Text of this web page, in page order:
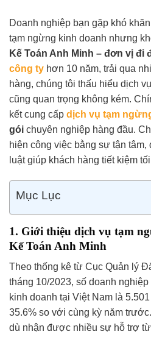
Doanh nghiệp bạn gặp khó
tạm ngừng kinh doanh nhưng
Kế Toán Anh Minh – đơn vị đi
công ty hơn 10 năm, trải qua
hàng, chúng tôi thấu hiểu dịch
cũng quan trọng không kém.
kết cung cấp dịch vụ tạm
gói chuyên nghiệp hàng đầu.
hiện công việc bằng sự tận
luật giúp khách hàng tiết kiệm
Mục Lục
1. Giới thiệu dịch vụ tạm
Kế Toán Anh Minh
Theo thống kê từ Cục Quản lý
tháng 10/2023, số doanh
kinh doanh tại Việt Nam là
35.6% so với cùng kỳ năm trước
dù nhận được nhiều sự hỗ trợ